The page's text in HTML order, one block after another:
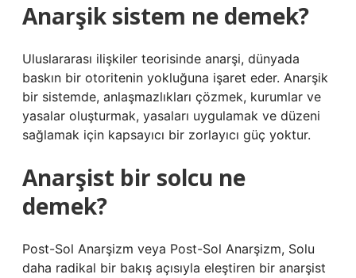
Anarşik sistem ne demek?
Uluslararası ilişkiler teorisinde anarşi, dünyada
baskın bir otoritenin yokluğuna işaret eder. Anarşik
bir sistemde, anlaşmazlıkları çözmek, kurumlar ve
yasalar oluşturmak, yasaları uygulamak ve düzeni
sağlamak için kapsayıcı bir zorlayıcı güç yoktur.
Anarşist bir solcu ne
demek?
Post-Sol Anarşizm veya Post-Sol Anarşizm, Solu
daha radikal bir bakış açısıyla eleştiren bir anarşist